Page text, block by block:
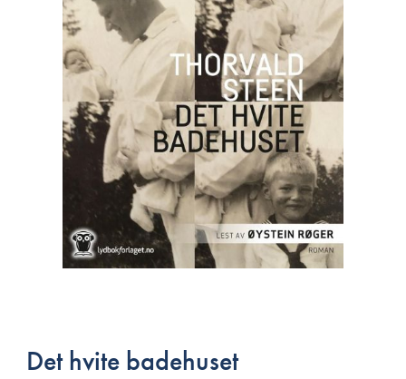
boken
Det hvite badehuset